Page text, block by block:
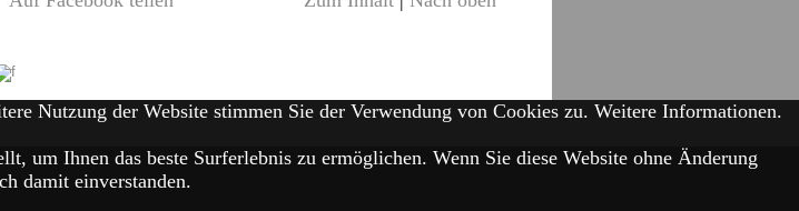
Nutzung der Website stimmen Sie der Verwendung von Cookies zu. Weitere Informationen.
um Ihnen das beste Surferlebnis zu ermöglichen. Wenn Sie diese Website ohne Änderung
damit einverstanden.